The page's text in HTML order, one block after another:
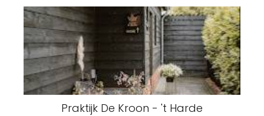
Praktijk De Kroon - 't Harde